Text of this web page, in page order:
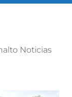
Noticias